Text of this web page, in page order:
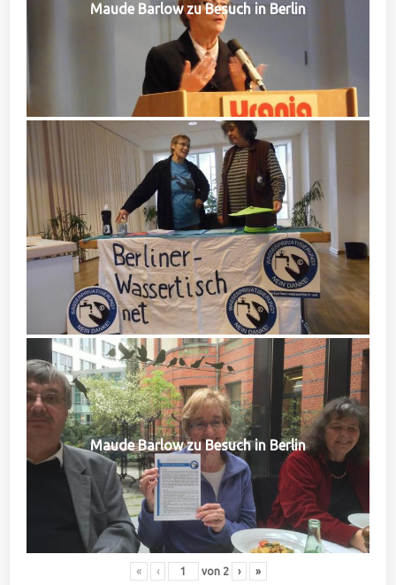
Maude Barlow zu Besuch in Berlin
Maude Barlow zu Besuch in Berlin
« ‹ von 2 › »